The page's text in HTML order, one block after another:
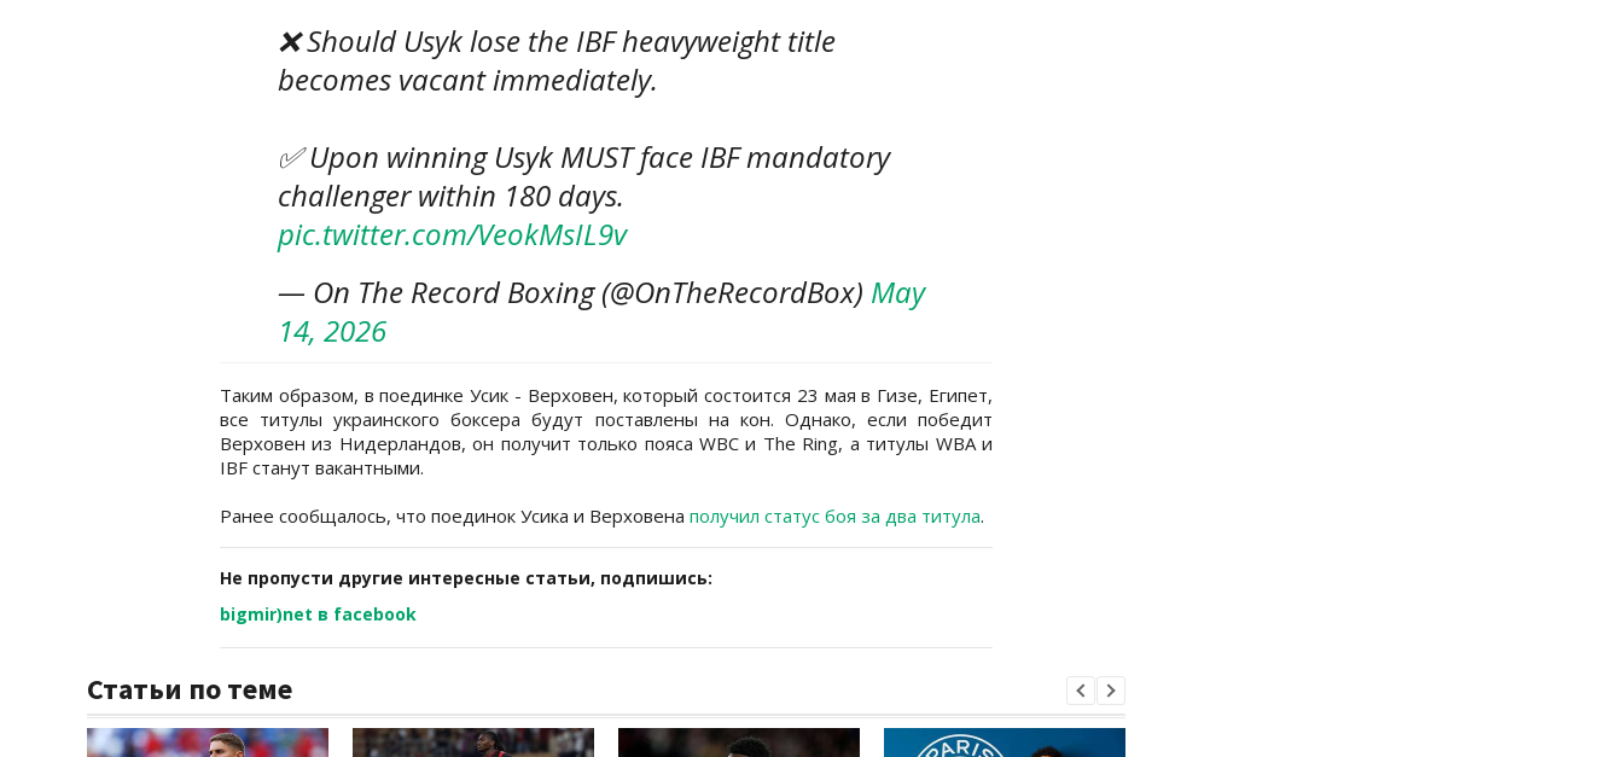
❌ Should Usyk lose the IBF heavyweight title
becomes vacant immediately.
✅ Upon winning Usyk MUST face IBF mandatory
challenger within 180 days.
pic.twitter.com/VeokMsIL9v
— On The Record Boxing (@OnTheRecordBox) May
14, 2026
Таким образом, в поединке Усик - Верховен, который состоится 23 мая в Гизе, Египет,
все титулы украинского боксера будут поставлены на кон. Однако, если победит
Верховен из Нидерландов, он получит только пояса WBC и The Ring, а титулы WBA и
IBF станут вакантными.
Ранее сообщалось, что поединок Усика и Верховена получил статус боя за два титула.
Не пропусти другие интересные статьи, подпишись:
bigmir)net в facebook
Статьи по теме